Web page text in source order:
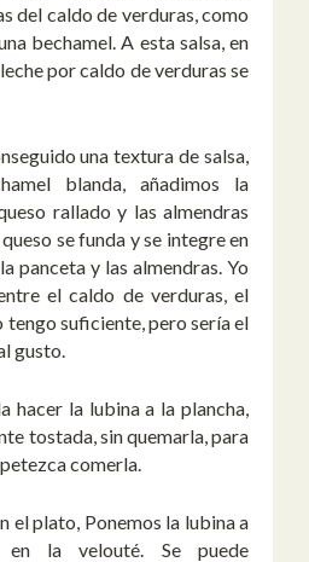
del caldo de verduras, como
bechamel. A esta salsa, en
por caldo de verduras se
una textura de salsa,
blanda, añadimos la
rallado y las almendras
se funda y se integre en
panceta y las almendras. Yo
el caldo de verduras, el
tengo suficiente, pero sería el
gusto.
hacer la lubina a la plancha,
tostada, sin quemarla, para
comerla.
el plato, Ponemos la lubina a
en la velouté. Se puede